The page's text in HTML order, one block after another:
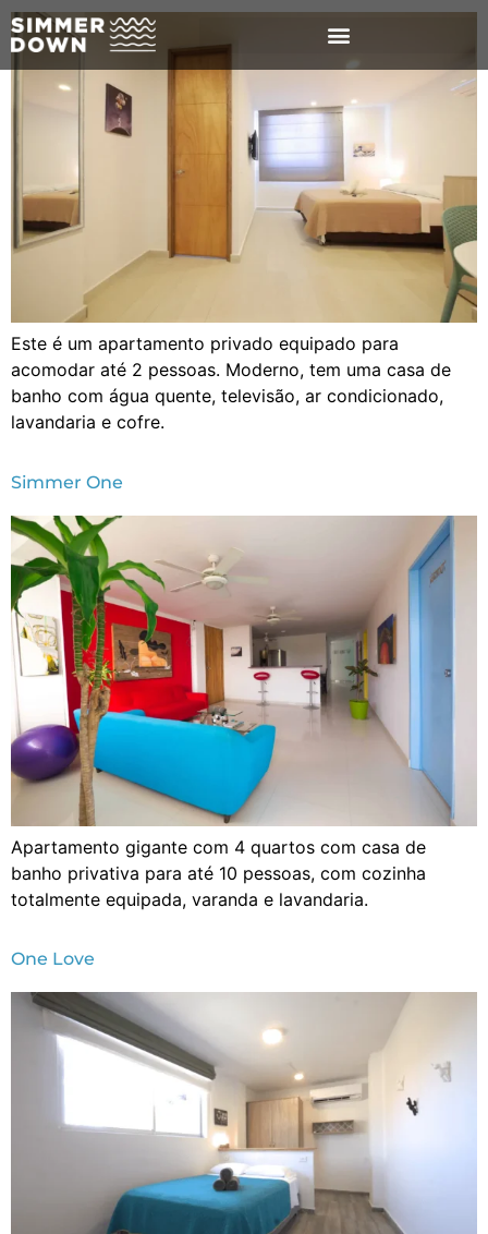
Este é um apartamento privado equipado para
acomodar até 2 pessoas. Moderno, tem uma casa de
banho com água quente, televisão, ar condicionado,
lavandaria e cofre.
Simmer One
Apartamento gigante com 4 quartos com casa de
banho privativa para até 10 pessoas, com cozinha
totalmente equipada, varanda e lavandaria.
One Love